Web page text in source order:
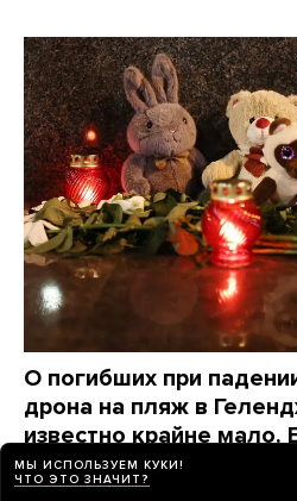
О погибших при
дрона на пляж в
известно крайне мало.
узнать о жертвах за три
МЫ ИСПОЛЬЗУЕМ КУКИ!
ЧТО ЭТО ЗНАЧИТ?